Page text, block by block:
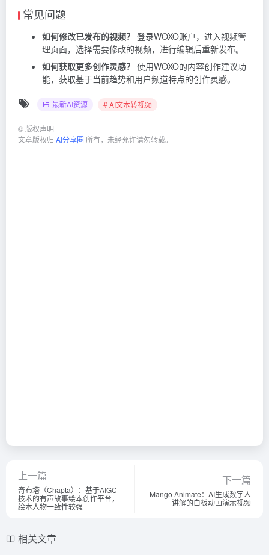
常见问题
如何修改已发布的视频？ 登录WOXO账户，进入视频管
理页面，选择需要修改的视频，进行编辑后重新发布。
如何获取更多创作灵感？ 使用WOXO的内容创作建议功
能，获取基于当前趋势和用户频道特点的创作灵感。
最新AI资源 # AI文本转视频
© 版权声明
文章版权归 AI分享圈 所有，未经允许请勿转载。
上一篇
奇布塔（Chapta）：基于AIGC
技术的有声故事绘本创作平台，
绘本人物一致性较强
下一篇
Mango Animate：AI生成数字人
讲解的白板动画演示视频
相关文章